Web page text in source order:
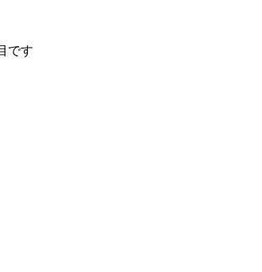
です